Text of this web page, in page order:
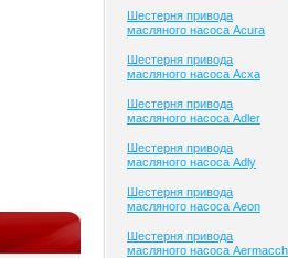
Шестерня привода
масляного насоса Acura
Шестерня привода
масляного насоса Acxa
Шестерня привода
масляного насоса Adler
Шестерня привода
масляного насоса Adly
Шестерня привода
масляного насоса Aeon
Шестерня привода
масляного насоса